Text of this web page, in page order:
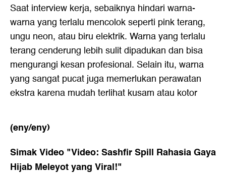
Saat interview kerja, sebaiknya hindari warna-
warna yang terlalu mencolok seperti pink terang,
ungu neon, atau biru elektrik. Warna yang terlalu
terang cenderung lebih sulit dipadukan dan bisa
mengurangi kesan profesional. Selain itu, warna
yang sangat pucat juga memerlukan perawatan
ekstra karena mudah terlihat kusam atau kotor
(eny/eny)
Simak Video "Video: Sashfir Spill Rahasia Gaya
Hijab Meleyot yang Viral!"